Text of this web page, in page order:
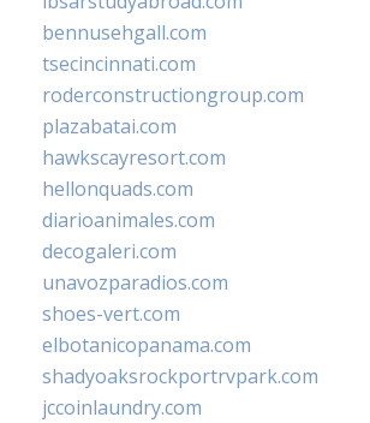
bennusehgall.com
tsecincinnati.com
roderconstructiongroup.com
plazabatai.com
hawkscayresort.com
hellonquads.com
diarioanimales.com
decogaleri.com
unavozparadios.com
shoes-vert.com
elbotanicopanama.com
shadyoaksrockportrvpark.com
jccoinlaundry.com